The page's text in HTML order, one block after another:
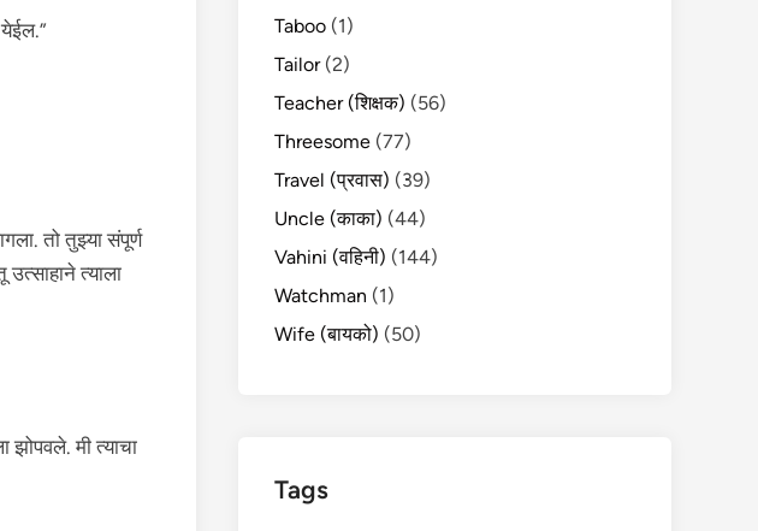
तो तुझ्या संपूर्ण
त्याला
झोपवले. मी त्याचा
Taboo (1)
Tailor(2)
Teacher (शिक्षक) (56)
Threesome (77)
Travel (प्रवास) (39)
Uncle (काका) (44)
Vahini (वहिनी) (144)
Watchman (1)
Wife (बायको) (50)
Tags